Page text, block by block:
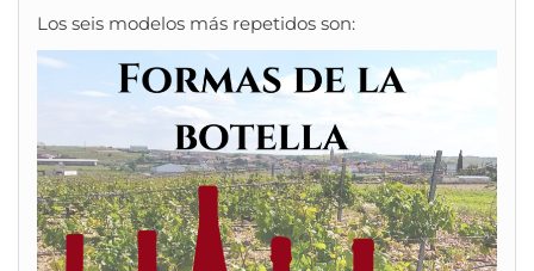
Los seis modelos más repetidos son: